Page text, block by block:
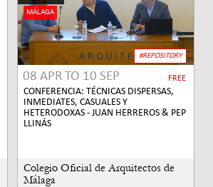
MÁLAGA
08 APR TO 10 SEP FREE
CONFERENCIA: TÉCNICAS DISPERSAS,
INMEDIATES, CASUALES Y
HETERODOXAS - JUAN HERREROS & PEP
LLINÁS
Colegio Oficial de Arquitectos de
Málaga
#REPOSITORY